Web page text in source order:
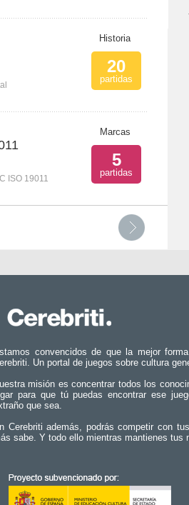
Historia
20
partidas
ISO 19011
Marcas
5
partidas
convencidos de que la mejor
Un portal de juegos sobre cultura
misión es concentrar todos los
para que tú puedas encontrar ese
que sea.
Cerebriti además, podrás competir con
sabe. Y todo ello mientras mantienes tus